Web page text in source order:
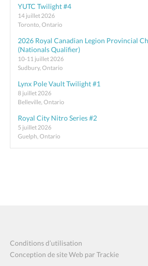
YUTC Twilight #4
14 juillet 2026
Toronto, Ontario
2026 Royal Canadian Legion Provincial
(Nationals Qualifier)
10-11 juillet 2026
Sudbury, Ontario
Lynx Pole Vault Twilight #1
8 juillet 2026
Belleville, Ontario
Royal City Nitro Series #2
5 juillet 2026
Guelph, Ontario
Conditions d’utilisation
Conception de site Web par Trackie